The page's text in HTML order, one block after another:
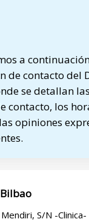
a
de contacto del
se detallan
contacto, los
opiniones
S/N -Clinica-